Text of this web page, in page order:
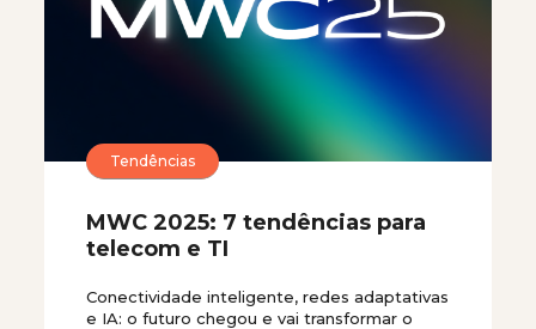
Tendências
MWC 2025: 7 tendências para
telecom e TI
Conectividade inteligente, redes adaptativas
e IA: o futuro chegou e vai transformar o